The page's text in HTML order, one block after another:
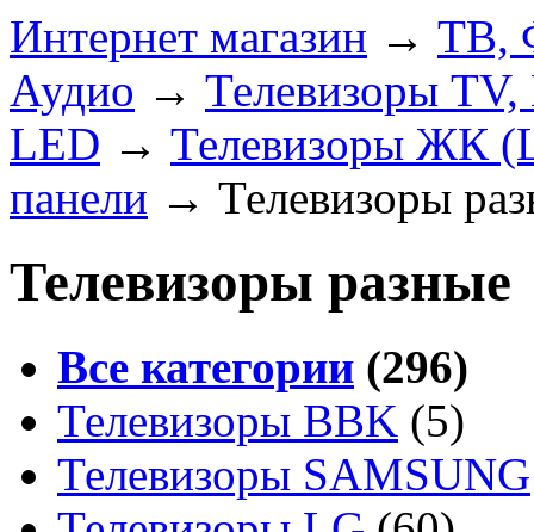
Интернет магазин → ТВ,
Аудио → Телевизоры
LED → Телевизоры ЖК
панели → Телевизоры
Телевизоры разные
Все категории (296)
Телевизоры BBK (5)
Телевизоры SAMSUNG